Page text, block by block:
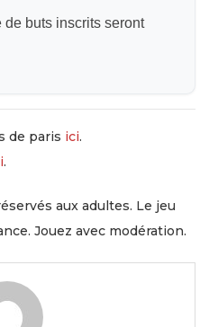
de buts inscrits seront
de paris ici.
.
aux adultes. Le jeu
Jouez avec modération.